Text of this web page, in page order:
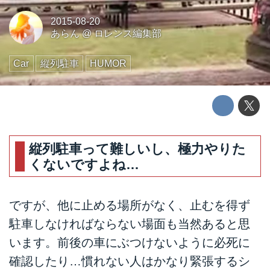
2015-08-20
あらん@ロレンス編集部
Car 縦列駐車 HUMOR
縦列駐車って難しいし、極力やりた
くないですよね…
ですが、他に止める場所がなく、止むを得ず
駐車しなければならない場面も当然あると思
います。前後の車にぶつけないように必死に
確認したり…慣れない人はかなり緊張するシ